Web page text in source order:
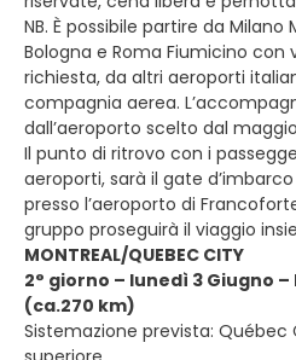
NB. È possibile partire da Milano
Bologna e Roma Fiumicino con
richiesta, da altri aeroporti
compagnia aerea.
dall’aeroporto scelto dal
Il punto di ritrovo con i
aeroporti, sarà il gate
presso l’aeroporto di
gruppo proseguirà il viaggio
MONTREAL/QUEBEC CITY
2° giorno – lunedì 3 Giugno –
(ca.270 km)
Sistemazione prevista: Québec